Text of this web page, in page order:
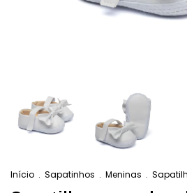
Início . Sapatinhos . Meninas .